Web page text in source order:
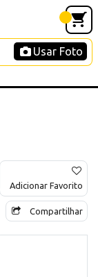
Usar Foto
Adicionar Favorito
Compartilhar